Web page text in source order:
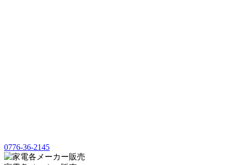
0776-36-2145